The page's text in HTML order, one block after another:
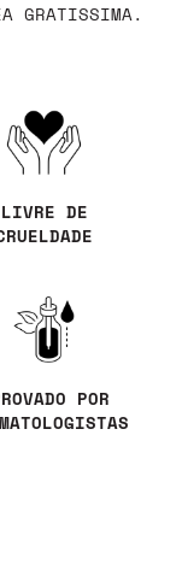
LIVRE DE
POR
GRATISSIMA.